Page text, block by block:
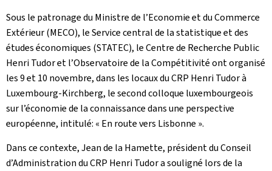
Sous le patronage du Ministre de l’Economie et du Commerce
Extérieur (MECO), le Service central de la statistique et des
études économiques (STATEC), le Centre de Recherche Public
Henri Tudor et l’Observatoire de la Compétitivité ont organisé
les 9 et 10 novembre, dans les locaux du CRP Henri Tudor à
Luxembourg-Kirchberg, le second colloque luxembourgeois
sur l’économie de la connaissance dans une perspective
européenne, intitulé: « En route vers Lisbonne ».
Dans ce contexte, Jean de la Hamette, président du Conseil
d’Administration du CRP Henri Tudor a souligné lors de la